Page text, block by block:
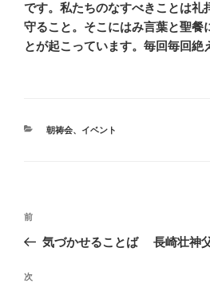
です。私たちのなすべきことは礼
守ること。そこにはみ言葉と聖餐
とが起こっています。毎回毎回絶
カ
朝祷会、 イベント
投
ビ
前
の
稿
前
気づかせることば 長崎壮神
次
次